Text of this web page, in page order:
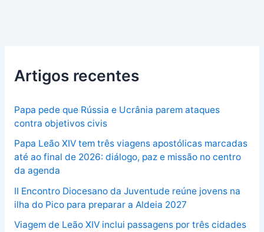
Artigos recentes
Papa pede que Rússia e Ucrânia parem ataques
contra objetivos civis
Papa Leão XIV tem três viagens apostólicas marcadas
até ao final de 2026: diálogo, paz e missão no centro
da agenda
II Encontro Diocesano da Juventude reúne jovens na
ilha do Pico para preparar a Aldeia 2027
Viagem de Leão XIV inclui passagens por três cidades